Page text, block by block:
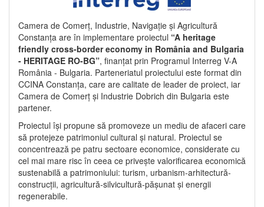
Camera de Comerț, Industrie, Navigație și Agricultură
Constanța are în implementare proiectul “A heritage
friendly cross-border economy in România and Bulgaria
- HERITAGE RO-BG”, finanțat prin Programul Interreg V-A
România - Bulgaria. Parteneriatul proiectului este format din
CCINA Constanța, care are calitate de leader de proiect, iar
Camera de Comerț și Industrie Dobrich din Bulgaria este
partener.
Proiectul își propune să promoveze un mediu de afaceri care
să protejeze patrimoniul cultural și natural. Proiectul se
concentrează pe patru sectoare economice, considerate cu
cel mai mare risc în ceea ce privește valorificarea economică
sustenabilă a patrimoniului: turism, urbanism-arhitectură-
construcții, agricultură-silvicultură-pășunat și energii
regenerabile.